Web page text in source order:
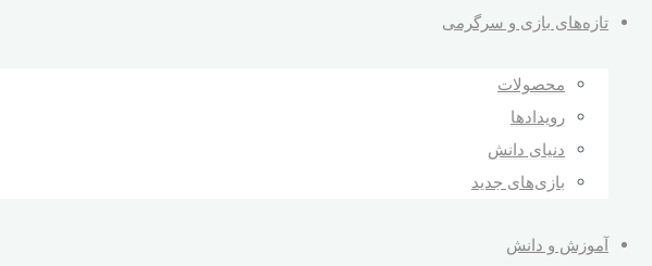
تازه‌های بازی و سرگرمی
محصولات
رویدادها
دنیای دانش
بازی‌های جدید
آموزش و دانش